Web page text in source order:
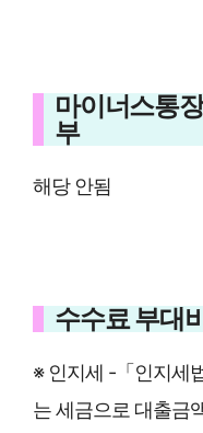
마이너스통
부
해당 안됨
수수료 부대
※ 인지세 -「인지세
는 세금으로 대출금